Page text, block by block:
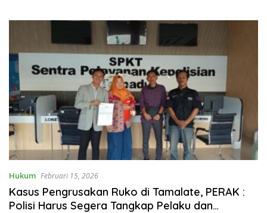
Hukum Februari 15, 2026
Kasus Pengrusakan Ruko di Tamalate, PERAK :
Polisi Harus Segera Tangkap Pelaku dan